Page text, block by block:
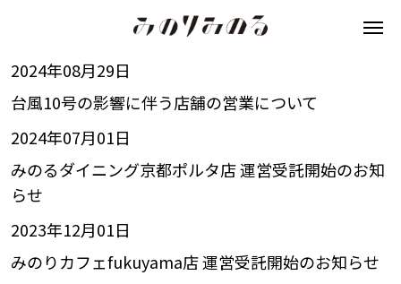
2024年08月29日
台風10号の影響に伴う店舗の営業について
2024年07月01日
みのるダイニング京都ポルタ店 運営受託開始のお知
らせ
2023年12月01日
みのりカフェfukuyama店 運営受託開始のお知らせ